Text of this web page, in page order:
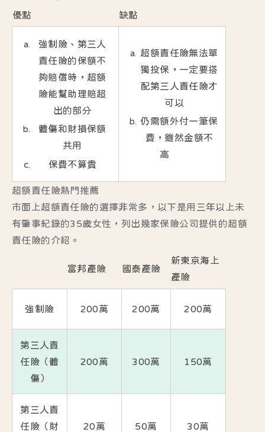
優點
缺點
強制險、第三人
責任險的保額不
夠賠償時，超額
險能幫助理賠超
出的部分
體傷和財損保額
共用
保費不算貴
超額責任險無法單
獨投保，一定要搭
配第三人責任險才
可以
仍需額外付一筆保
費，雖然金額不
高
超額責任險熱門推薦
市面上超額責任險的選擇非常多，以下是用三年以上未
有肇事紀錄的35歲女性，列出幾家保險公司提供的超額
責任險的介紹。
富邦產險 國泰產險
新東京海上
產險
強制險 200萬 200萬 200萬
第三人責
任險（體
傷）
200萬 300萬 150萬
第三人責
任險（財
20萬 50萬 30萬